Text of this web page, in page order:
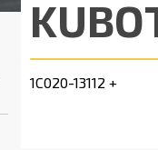
1C020-13112 +